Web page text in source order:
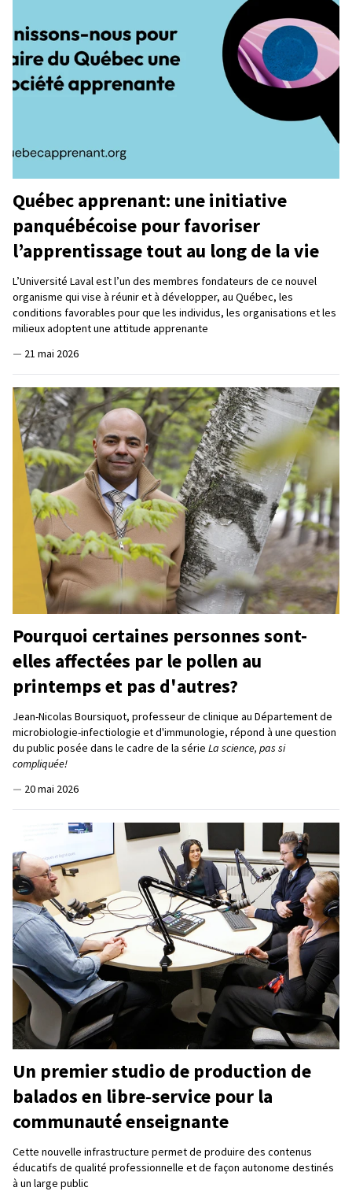
Québec apprenant: une initiative
panquébécoise pour favoriser
l’apprentissage tout au long de la vie
L’Université Laval est l’un des membres fondateurs de ce nouvel
organisme qui vise à réunir et à développer, au Québec, les
conditions favorables pour que les individus, les organisations et les
milieux adoptent une attitude apprenante
— 21 mai 2026
Pourquoi certaines personnes sont-
elles affectées par le pollen au
printemps et pas d'autres?
Jean-Nicolas Boursiquot, professeur de clinique au Département de
microbiologie-infectiologie et d'immunologie, répond à une question
du public posée dans le cadre de la série La science, pas si
compliquée!
— 20 mai 2026
Un premier studio de production de
balados en libre‑service pour la
communauté enseignante
Cette nouvelle infrastructure permet de produire des contenus
éducatifs de qualité professionnelle et de façon autonome destinés
à un large public